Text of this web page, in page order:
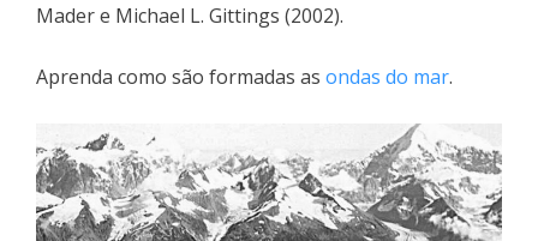
Mader e Michael L. Gittings (2002).
Aprenda como são formadas as ondas do mar.